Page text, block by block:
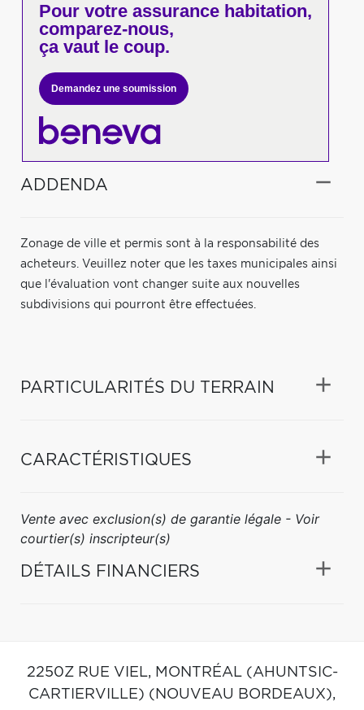
Pour votreassurance habitation,
comparez-nous,
ça vaut le coup.
Demandez une soumission
ADDENDA
Zonage de ville et permis sont à la responsabilité des
acheteurs. Veuillez noter que les taxes municipales ainsi
que l'évaluation vont changer suite aux nouvelles
subdivisions qui pourront être effectuées.
PARTICULARITÉS DU TERRAIN
CARACTÉRISTIQUES
Vente avec exclusion(s) de garantie légale - Voir
courtier(s) inscripteur(s)
DÉTAILS FINANCIERS
2250Z RUE VIEL, MONTRÉAL (AHUNTSIC-
CARTIERVILLE) (NOUVEAU BORDEAUX),